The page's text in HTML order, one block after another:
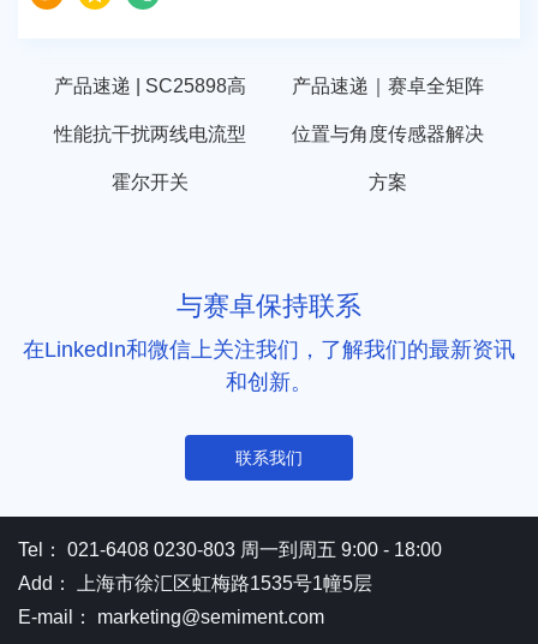
产品速递 | SC25898高
性能抗干扰两线电流型
霍尔开关
产品速递｜赛卓全矩阵
位置与角度传感器解决
方案
与赛卓保持联系
在LinkedIn和微信上关注我们，了解我们的最新资讯
和创新。
联系我们
Tel： 021-6408 0230-803 周一到周五 9:00 - 18:00
Add： 上海市徐汇区虹梅路1535号1幢5层
E-mail： marketing@semiment.com